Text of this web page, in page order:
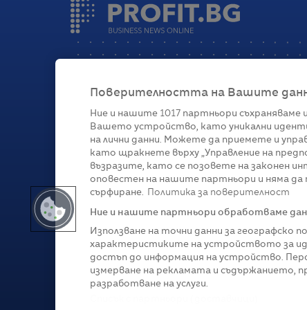
Категории
ГлобалноБизнесТехнологииСтратегии
Поверителността на Вашите
Ние и нашите 1017 партньори съхраняваме
Вашето устройство, като уникални
на лични данни. Можете да приемете и
като щракнете върху „Управление на
възразите, като се позовете на законен
оповестен на нашите партньори и няма да
сърфиране.
Политика за поверителност
Ние и нашите партньори обработваме
Използване на точни данни за географско
характеристиките на устройството за
достъп до информация на устройство.
измерване на рекламата и съдържанието,
разработване на услуги.